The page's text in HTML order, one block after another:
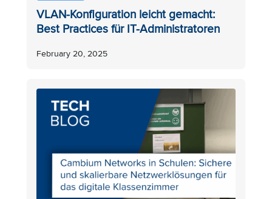
VLAN-Konfiguration leicht gemacht:
Best Practices für IT-Administratoren
February 20, 2025